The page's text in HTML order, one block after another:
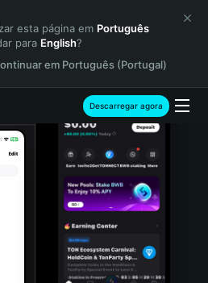
esta página em Português
para English?
em Português (Portugal)
Descarregar agora